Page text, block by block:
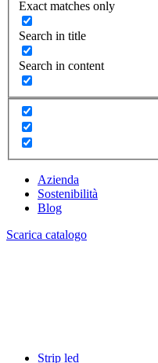
Exact matches only
Search in title
Search in content
Azienda
Sostenibilità
Blog
Scarica catalogo
Strip led